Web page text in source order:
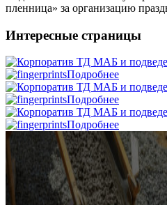
пленница» за организацию
Интересные страницы
Подробнее
Подробнее
Подробнее